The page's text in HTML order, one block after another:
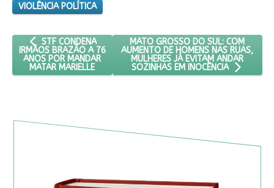
VIOLÊNCIA POLÍTICA
ARTIGO ANTERIOR: STF CONDENA IRMÃOS BRAZÃO A 76
STF CONDENA
IRMÃOS BRAZÃO A 76
ANOS POR MANDAR
MATAR MARIELLE
PRÓXIMO ARTIGO: MATO GROSSO
MATO GROSSO DO SUL: COM
AUMENTO DE HOMENS NAS RUAS,
MULHERES JÁ EVITAM ANDAR
SOZINHAS EM INOCÊNCIA